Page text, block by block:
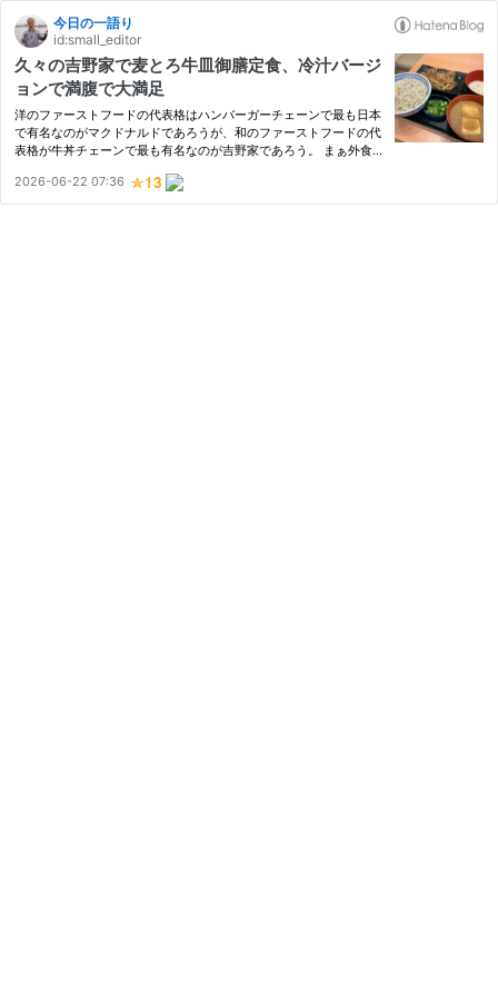
今日の一語り
id:small_editor
久々の吉野家で麦とろ牛皿御膳定食、冷汁バージ
ョンで満腹で大満足
洋のファーストフードの代表格はハンバーガーチェーンで最も日本
で有名なのがマクドナルドであろうが、和のファーストフードの代
表格が牛丼チェーンで最も有名なのが吉野家であろう。 まぁ外食
ードチェーンからは足が遠のいていたのだが、知人がこの時期に
は…
2026-06-22 07:36